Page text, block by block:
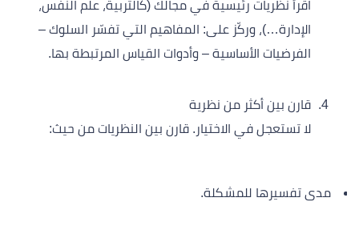
اقرأ نظريات رئيسية في مجالك (كالتربية، علم النفس،
الإدارة…)، وركّز على: المفاهيم التي تفسّر السلوك –
الفرضيات الأساسية – وأدوات القياس المرتبطة بها.
قارن بين أكثر من نظرية
لا تستعجل في الاختيار. قارن بين النظريات من حيث:
مدى تفسيرها للمشكلة.